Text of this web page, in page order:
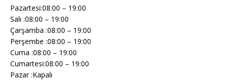
Pazartesi:08:00 – 19:00
Salı :08:00 – 19:00
Çarşamba :08:00 – 19:00
Perşembe :08:00 – 19:00
Cuma :08:00 – 19:00
Cumartesi:08:00 – 19:00
Pazar :Kapalı